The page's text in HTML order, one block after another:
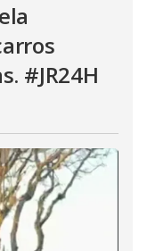
#JR24H